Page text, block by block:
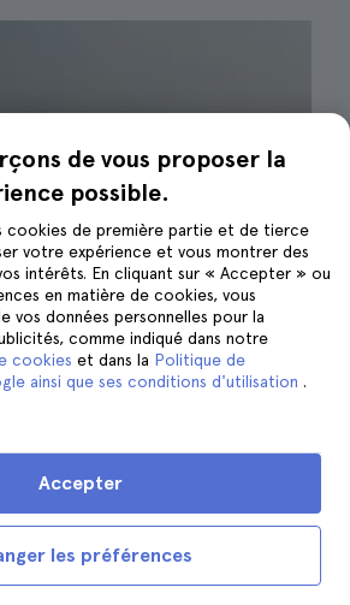
avec dîner à Paris varie
du dîner, de la durée du
de vous proposer la
possible.
cookies de première partie et de tierce
votre expérience et vous montrer des
intérêts. En cliquant sur « Accepter » ou
en matière de cookies, vous
vos données personnelles pour la
comme indiqué dans notre
cookies et dans la Politique de
ainsi que ses conditions d'utilisation .
les préférences
Accepter